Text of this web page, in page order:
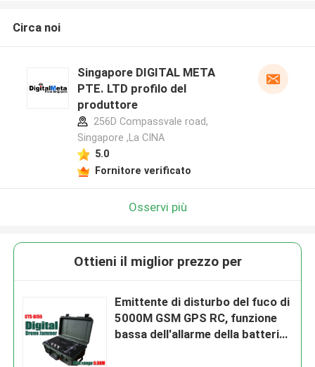
Circa noi
Singapore DIGITAL META
PTE. LTD profilo del
produttore
256D Compassvale road,
Singapore ,La CINA
5.0
Fornitore verificato
Osservi più
Ottieni il miglior prezzo per
Emittente di disturbo del fuco di
5000M GSM GPS RC, funzione
bassa dell'allarme della batteria